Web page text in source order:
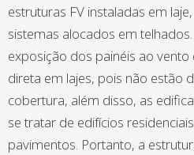
estruturas FV instaladas em
sistemas alocados em
exposição dos painéis ao
direta em lajes, pois não estão
cobertura, além disso, as
se tratar de edifícios
pavimentos. Portanto, a